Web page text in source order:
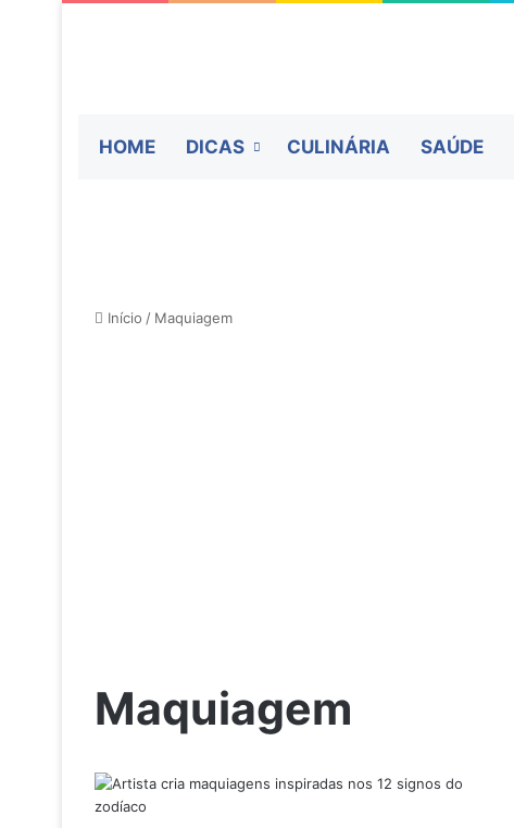
HOME DICAS CULINÁRIA SAÚDE
Início / Maquiagem
Maquiagem